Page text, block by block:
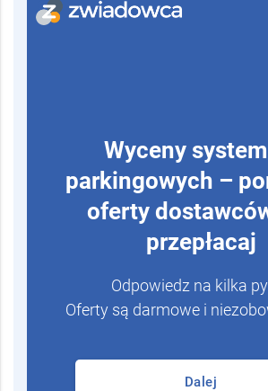
Wyceny
parkingowych –
oferty
przepłacaj
Odpowiedz na kilka
Oferty są darmowe i
Dalej